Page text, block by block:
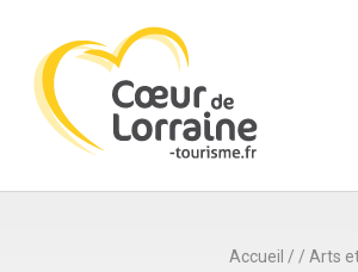
Accueil / / Arts